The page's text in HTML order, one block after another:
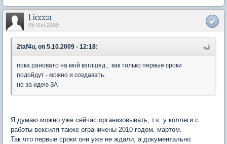
Liccca
05 Oct 2009
2taf4u, on 5.10.2009 - 12:18:
пока рановато на мой взглшяд... как только первые сроки
подойдут - можно и создавать.
но за идею ЗА
Я думаю можно уже сейчас организовывать, т.к. у коллеги с
работы вексиля также ограничены 2010 годом, мартом.
Так что первые сроки они уже не ждали, а документально